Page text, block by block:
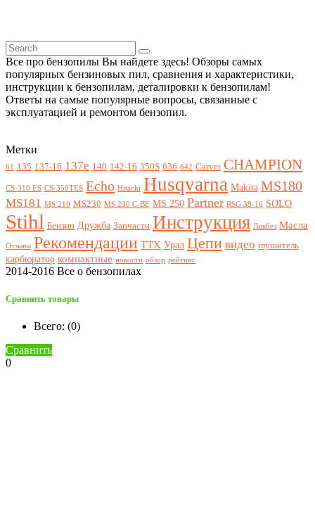
Все про бензопилы Вы найдете здесь! Обзоры самых
популярных бензиновых пил, сравнения и характеристики,
инструкции к бензопилам, деталировки к бензопилам!
Ответы на самые популярные вопросы, связанные с
эксплуатацией и ремонтом бензопил.
Метки
61 135 137-16 137e 140 142-16 350S 636 642 Carver CHAMPION
CS-310 ES CS-350TES Echo Hitachi Husqvarna Makita MS180
MS181 MS 210 MS230 MS 230 C-BE MS 250 Partner RSG 38-16 SOLO
Stihl Бензин Дружба Запчасти Инструкция Ликбез Масла
Отзывы Рекомендации ТТХ Урал Цепи видео глушитель
карбюратор компактные новости обзор рейтинг
2014-2016 Все о бензопилах
Сравнить товары
Всего: (0)
Сравнить
0